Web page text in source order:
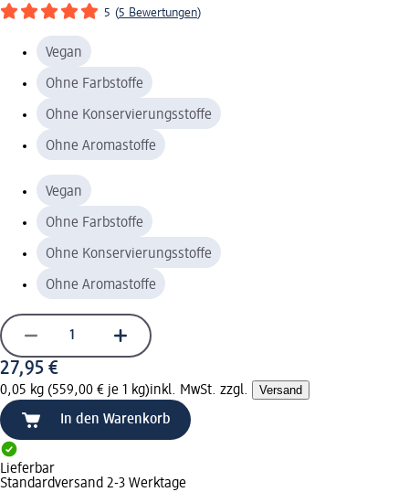
5 (5 Bewertungen)
Vegan
Ohne Farbstoffe
Ohne Konservierungsstoffe
Ohne Aromastoffe
Vegan
Ohne Farbstoffe
Ohne Konservierungsstoffe
Ohne Aromastoffe
27,95 €
0,05 kg (559,00 € je 1 kg)inkl. MwSt. zzgl. Versand
In den Warenkorb
Lieferbar
Standardversand 2-3 Werktage